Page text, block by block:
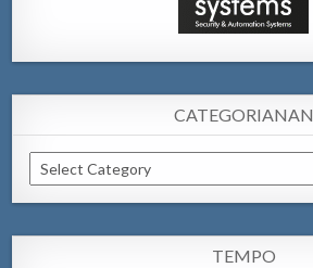
CATEGORIANAN
Categorianan
TEMPO